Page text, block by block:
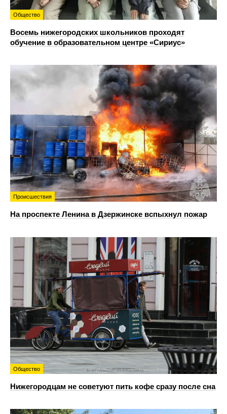
Общество
Восемь нижегородских школьников проходят
обучение в образовательном центре «Сириус»
Происшествия
На проспекте Ленина в Дзержинске вспыхнул пожар
Общество
Нижегородцам не советуют пить кофе сразу после сна